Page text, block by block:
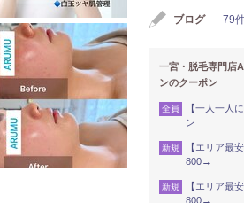
ブログ 79
一宮・脱毛専門店
ンのクーポン
全員
【一人一人
ン
新規
【エリア最
800→
新規
【エリア最
800→